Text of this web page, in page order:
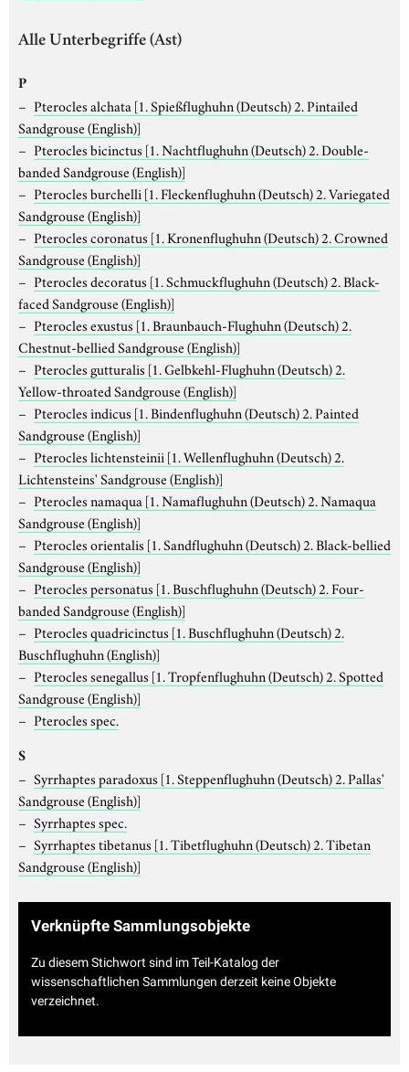
Alle Unterbegriffe (Ast)
P
Pterocles alchata [1. Spießflughuhn (Deutsch) 2. Pintailed
Sandgrouse (English)]
Pterocles bicinctus [1. Nachtflughuhn (Deutsch) 2. Double-
banded Sandgrouse (English)]
Pterocles burchelli [1. Fleckenflughuhn (Deutsch) 2. Variegated
Sandgrouse (English)]
Pterocles coronatus [1. Kronenflughuhn (Deutsch) 2. Crowned
Sandgrouse (English)]
Pterocles decoratus [1. Schmuckflughuhn (Deutsch) 2. Black-
faced Sandgrouse (English)]
Pterocles exustus [1. Braunbauch-Flughuhn (Deutsch) 2.
Chestnut-bellied Sandgrouse (English)]
Pterocles gutturalis [1. Gelbkehl-Flughuhn (Deutsch) 2.
Yellow-throated Sandgrouse (English)]
Pterocles indicus [1. Bindenflughuhn (Deutsch) 2. Painted
Sandgrouse (English)]
Pterocles lichtensteinii [1. Wellenflughuhn (Deutsch) 2.
Lichtensteins' Sandgrouse (English)]
Pterocles namaqua [1. Namaflughuhn (Deutsch) 2. Namaqua
Sandgrouse (English)]
Pterocles orientalis [1. Sandflughuhn (Deutsch) 2. Black-bellied
Sandgrouse (English)]
Pterocles personatus [1. Buschflughuhn (Deutsch) 2. Four-
banded Sandgrouse (English)]
Pterocles quadricinctus [1. Buschflughuhn (Deutsch) 2.
Buschflughuhn (English)]
Pterocles senegallus [1. Tropfenflughuhn (Deutsch) 2. Spotted
Sandgrouse (English)]
Pterocles spec.
S
Syrrhaptes paradoxus [1. Steppenflughuhn (Deutsch) 2. Pallas'
Sandgrouse (English)]
Syrrhaptes spec.
Syrrhaptes tibetanus [1. Tibetflughuhn (Deutsch) 2. Tibetan
Sandgrouse (English)]
Verknüpfte Sammlungsobjekte
Zu diesem Stichwort sind im Teil-Katalog der
wissenschaftlichen Sammlungen derzeit keine Objekte
verzeichnet.